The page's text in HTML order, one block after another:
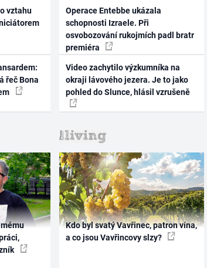
vztahu
řeč Bona
Operace Entebbe ukázala
schopnosti Izraele. Při
osvobozování rukojmích padl bratr
premiéra
Video zachytilo výzkumníka na
okraji lávového jezera. Je to jako
pohled do Slunce, hlásil vzrušeně
Kdo byl svatý Vavřinec, patron vína,
a co jsou Vavřincovy slzy?